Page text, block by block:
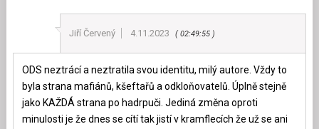
Jiří Červený 4.11.2023 02:49:55
ODS neztrácí a neztratila svou identitu, milý autore. Vždy to
byla strana mafiánů, kšeftařů a odkloňovatelů. Úplně stejně
jako KAŽDÁ strana po hadrpuči. Jediná změna oproti
minulosti je že dnes se cítí tak jistí v kramflecích že už se ani